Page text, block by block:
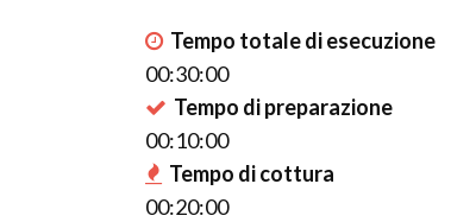
Tempo totale di esecuzione
00:30:00
Tempo di preparazione
00:10:00
Tempo di cottura
00:20:00